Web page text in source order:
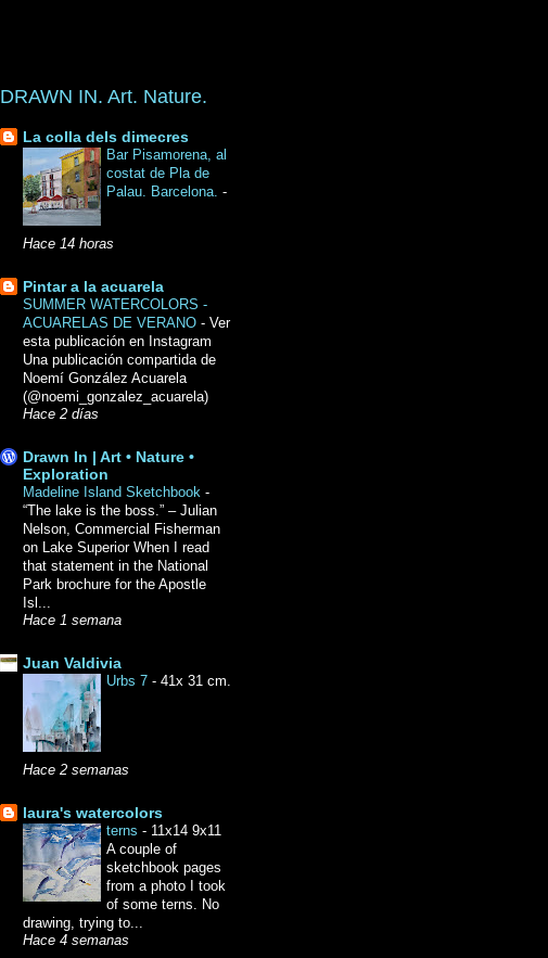
DRAWN IN. Art. Nature.
La colla dels dimecres
Bar Pisamorena, al
costat de Pla de
Palau. Barcelona. -
Hace 14 horas
Pintar a la acuarela
SUMMER WATERCOLORS -
ACUARELAS DE VERANO - Ver
esta publicación en Instagram
Una publicación compartida de
Noemí González Acuarela
(@noemi_gonzalez_acuarela)
Hace 2 días
Drawn In | Art • Nature •
Exploration
Madeline Island Sketchbook -
“The lake is the boss.” – Julian
Nelson, Commercial Fisherman
on Lake Superior When I read
that statement in the National
Park brochure for the Apostle
Isl...
Hace 1 semana
Juan Valdivia
Urbs 7 - 41x 31 cm.
Hace 2 semanas
laura's watercolors
terns - 11x14 9x11
A couple of
sketchbook pages
from a photo I took
of some terns. No
drawing, trying to...
Hace 4 semanas